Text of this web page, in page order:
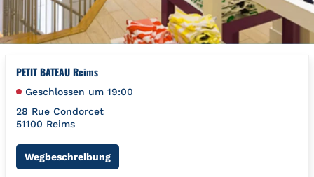
PETIT BATEAU Reims
Geschlossen um 19:00
28 Rue Condorcet
51100 Reims
WegbeschreibungLink Opens in New Tab